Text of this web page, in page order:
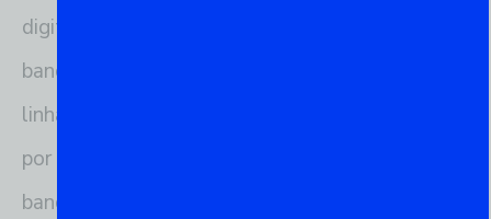
digitados e executados diretamente contra o
banco de dados PostgreSQL. Essa interface de
linha de comando é particularmente apreciada
por desenvolvedores e administradores de
banco de dados por sua simplicidade e poder.